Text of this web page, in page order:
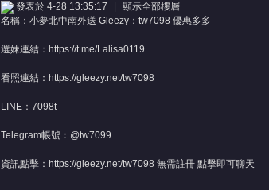
發表於 4-28 13:35:17
顯示全部樓層
名稱：小夢北中南外送 Gleezy：tw7098 優惠多多
選妹連結： https://t.me/Lalisa0119
看照連結： https://gleezy.net/tw7098
LINE：7098t
Telegram帳號：@tw7099
資訊點擊： https://gleezy.net/tw7098 無需註冊 點擊即可聊天